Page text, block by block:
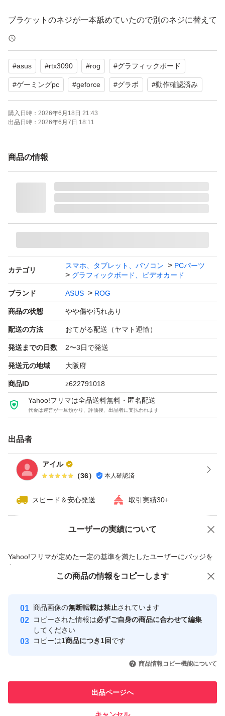
ブラケットのネジが一本舐めていたので別のネジに替えて
いますが、締め付けや冷却強度、温度への影響は全くあり
ません。
分解してグリスとメモリーのサーマルパッドは交換済みで
す。交換後も動作や冷却性能に問題がないことを確認して
おります。
鳴き（ジーという音）が発生します。動作自体には一切影
【商品の状態】やや傷や汚れあり
【メモリ】24GB GDDR6X
【GPU】GeForce RTX 3090
ROG-STRIX-RTX3090-O24G-GAMING
ブランド：ASUS ROG
シリーズ世代：GeForce RTX 3000
搭載チップ（NVIDIA）：GeForce RTX 3090
メモリ規格：GDDR6X
メモリバス：384.0 bit
メモリクロック：19.5 GHz
出力端子：HDMI 2ポート DisplayPort 3ポート
冷却ファン：空冷（トリプルファン）
専有スロット：3.0 スロット
#asus #rtx3090 #rog #グラフィックボード
#ゲーミングpc #geforce #グラボ #動作確認済み
購入日時： 2026年6月18日 21:43
出品日時： 2026年6月7日 18:11
商品の情報
カテゴリ
スマホ、タブレット、パソコン
PCパーツ
グラフィックボード、ビデオカード
ブランド ASUS ROG
商品の状態 やや傷や汚れあり
配送の方法 おてがる配送（ヤマト運輸）
発送までの日数 2〜3日で発送
発送元の地域 大阪府
商品ID z622791018
Yahoo!フリマは全品送料無料・匿名配送
代金は運営が一旦預かり、評価後、出品者に支払われます
出品者
アイル
（36） 本人確認済
スピード＆安心発送 取引実績30+
ユーザーの実績について
Yahoo!フリマが定めた一定の基準を満たしたユーザーにバッジを
付与しています
安心取引出品者
心・安全なユーザーです
取引実績
引を完了させた実績があります
での取引実績があります
価格の相談 商品への質問
この商品の情報をコピーします
商品画像の無断転載は禁止されています
コピーされた情報は必ずご自身の商品に合わせて編集
してください
コピーは1商品につき1回です
商品情報コピー機能について
出品ページへ
この商品をみている人にオススメ